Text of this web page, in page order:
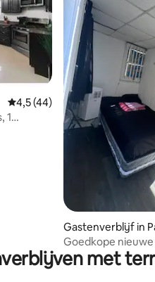
Gemiddelde beoordeling van
4,5 (44)
1
Gastenverblijf in
Goedkope nieuwe
met